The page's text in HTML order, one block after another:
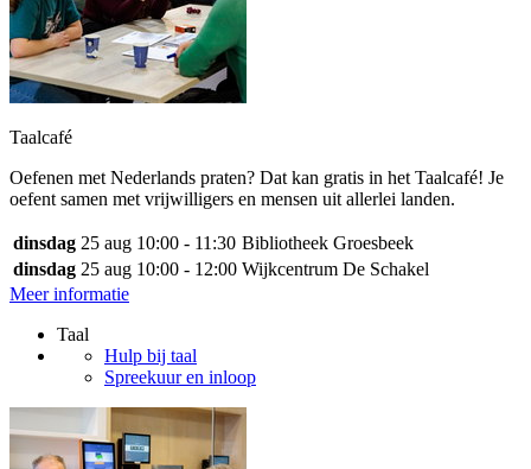
Taalcafé
Oefenen met Nederlands praten? Dat kan gratis in het Taalcafé! Je
oefent samen met vrijwilligers en mensen uit allerlei landen.
dinsdag 25 aug 10:00 - 11:30 Bibliotheek Groesbeek
dinsdag 25 aug 10:00 - 12:00 Wijkcentrum De Schakel
Meer informatie
Taal
Hulp bij taal
Spreekuur en inloop